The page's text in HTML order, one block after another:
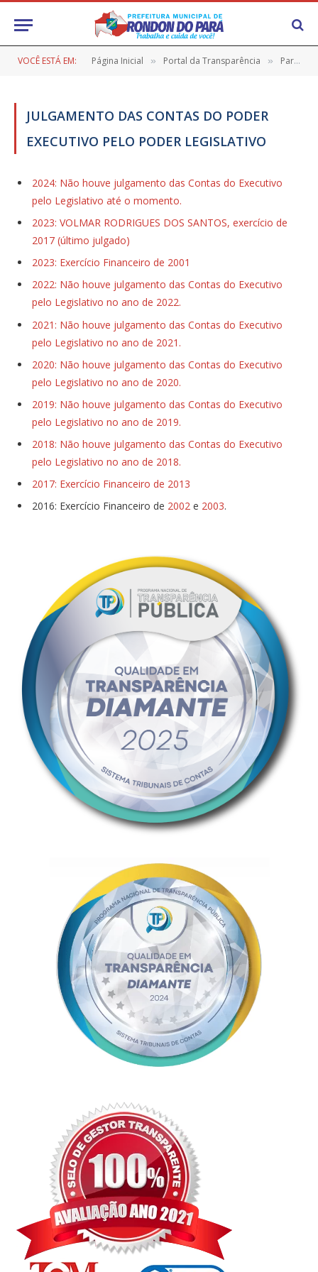
VOCÊ ESTÁ EM: Página Inicial » Portal da Transparência » Parecer Prévio e Julgamento de Contas
JULGAMENTO DAS CONTAS DO PODER
EXECUTIVO PELO PODER LEGISLATIVO
2024: Não houve julgamento das Contas do Executivo
pelo Legislativo até o momento.
2023: VOLMAR RODRIGUES DOS SANTOS, exercício de
2017 (último julgado)
2023: Exercício Financeiro de 2001
2022: Não houve julgamento das Contas do Executivo
pelo Legislativo no ano de 2022.
2021: Não houve julgamento das Contas do Executivo
pelo Legislativo no ano de 2021.
2020: Não houve julgamento das Contas do Executivo
pelo Legislativo no ano de 2020.
2019: Não houve julgamento das Contas do Executivo
pelo Legislativo no ano de 2019.
2018: Não houve julgamento das Contas do Executivo
pelo Legislativo no ano de 2018.
2017: Exercício Financeiro de 2013
2016: Exercício Financeiro de 2002 e 2003.